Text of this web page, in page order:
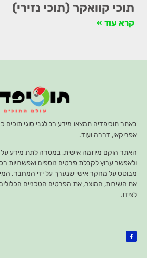
תוכי קוואקר (תוכי נזירי)
קרא עוד »
באתר תוכיפדיה תמצאו מידע רב לגבי סוגי תוכים
אפריקאי, דררה ועוד.
האתר הוקם מיוזמה אישית, במטרה לתת מידע על
ולאפשר ערוץ לקבלת פרטים נוספים ואפשרויות
מבוסס על מחקר אישי שנערך על ידי המחבר.
את השירות, המוצר, את הפרטים הטכניים
לצידו.